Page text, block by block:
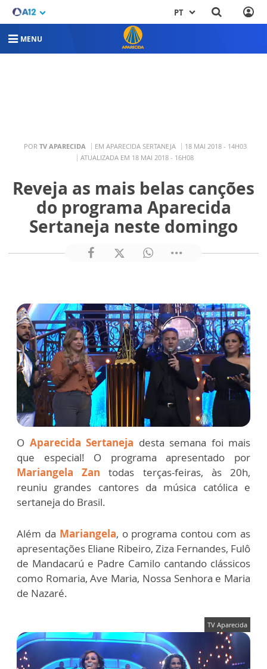
PT
MENU
POR TV APARECIDA EM APARECIDA SERTANEJA
18 MAI 2018 - 14H03
ATUALIZADA EM 18 MAI 2018 - 16H08
Reveja as mais belas canções
do programa Aparecida
Sertaneja neste domingo
O Aparecida Sertaneja desta semana foi mais
que especial! O programa apresentado por
Mariangela Zan todas terças-feiras, às 20h,
reuniu grandes cantores da música católica e
sertaneja do Brasil.
Além da Mariangela, o programa contou com as
apresentações Eliane Ribeiro, Ziza Fernandes, Fulô
de Mandacarú e Padre Camilo cantando clássicos
como Romaria, Ave Maria, Nossa Senhora e Maria
de Nazaré.
TV Aparecida